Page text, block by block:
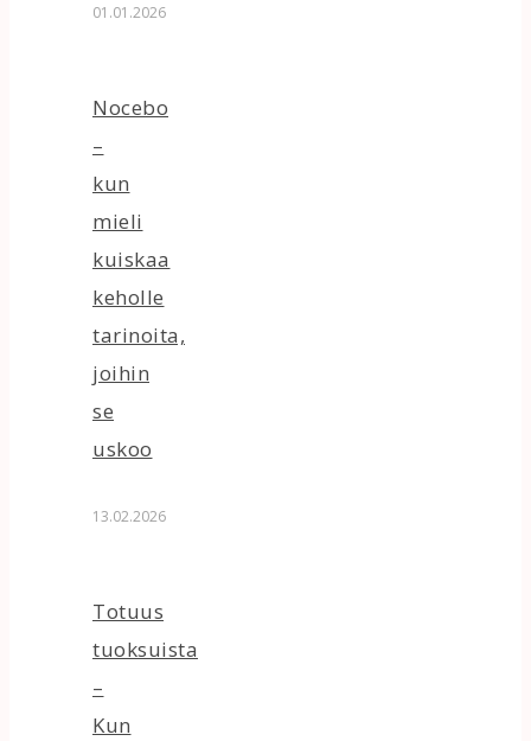
01.01.2026
Nocebo
–
kun
mieli
kuiskaa
keholle
tarinoita,
joihin
se
uskoo
13.02.2026
Totuus
tuoksuista
–
Kun